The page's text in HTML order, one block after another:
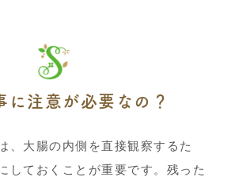
に注意が必要なの？
、大腸の内側を直接観察するた
しておくことが重要です。残った